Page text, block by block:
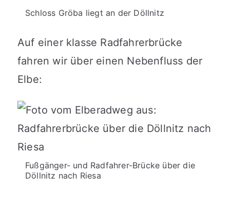
Schloss Gröba liegt an der Döllnitz
Auf einer klasse Radfahrerbrücke
fahren wir über einen Nebenfluss der
Elbe:
Fußgänger- und Radfahrer-Brücke über die
Döllnitz nach Riesa